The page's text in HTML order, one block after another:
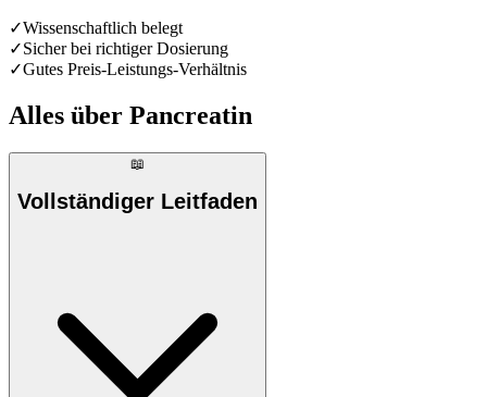
✓Wissenschaftlich belegt
✓Sicher bei richtiger Dosierung
✓Gutes Preis-Leistungs-Verhältnis
Alles über Pancreatin
📖
Vollständiger Leitfaden